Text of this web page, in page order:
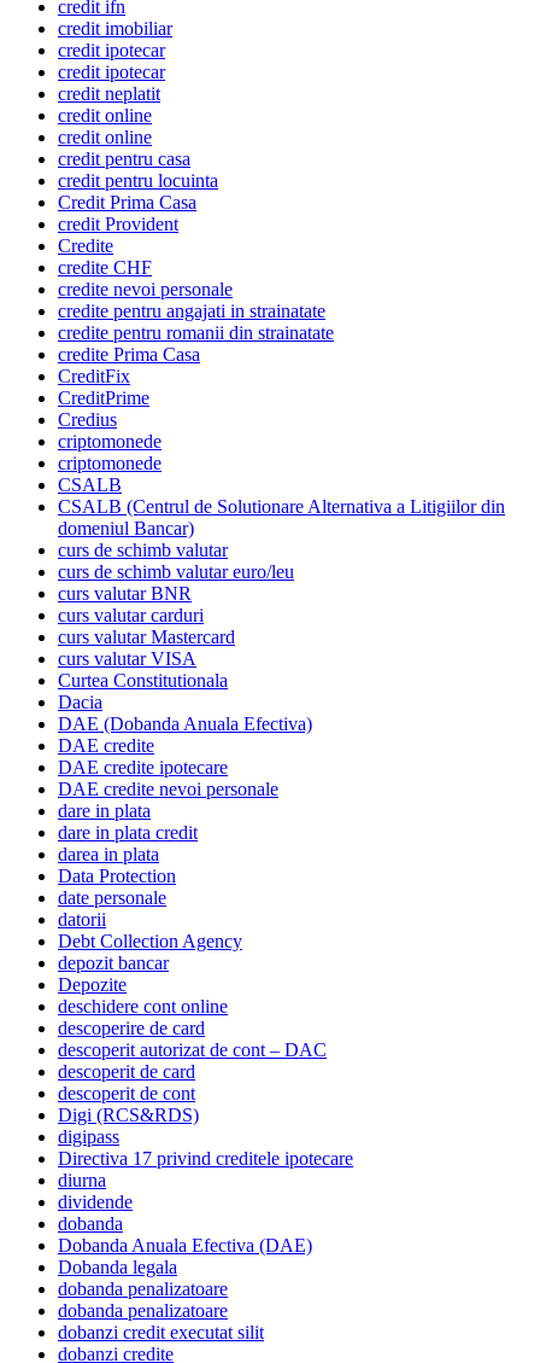
credit ifn
credit imobiliar
credit ipotecar
credit ipotecar
credit neplatit
credit online
credit online
credit pentru casa
credit pentru locuinta
Credit Prima Casa
credit Provident
Credite
credite CHF
credite nevoi personale
credite pentru angajati in strainatate
credite pentru romanii din strainatate
credite Prima Casa
CreditFix
CreditPrime
Credius
criptomonede
criptomonede
CSALB
CSALB (Centrul de Solutionare Alternativa a Litigiilor din
domeniul Bancar)
curs de schimb valutar
curs de schimb valutar euro/leu
curs valutar BNR
curs valutar carduri
curs valutar Mastercard
curs valutar VISA
Curtea Constitutionala
Dacia
DAE (Dobanda Anuala Efectiva)
DAE credite
DAE credite ipotecare
DAE credite nevoi personale
dare in plata
dare in plata credit
darea in plata
Data Protection
date personale
datorii
Debt Collection Agency
depozit bancar
Depozite
deschidere cont online
descoperire de card
descoperit autorizat de cont – DAC
descoperit de card
descoperit de cont
Digi (RCS&RDS)
digipass
Directiva 17 privind creditele ipotecare
diurna
dividende
dobanda
Dobanda Anuala Efectiva (DAE)
Dobanda legala
dobanda penalizatoare
dobanda penalizatoare
dobanzi credit executat silit
dobanzi credite